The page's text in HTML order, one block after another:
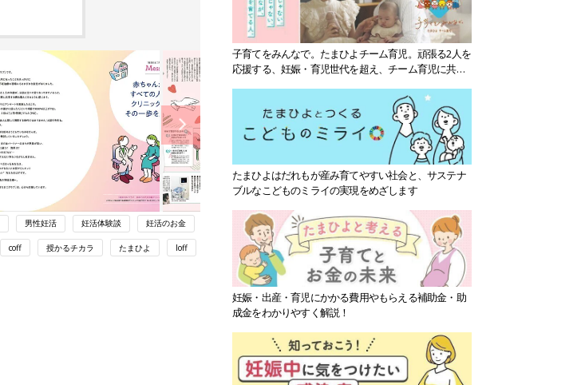
男性妊活 妊活体験談 妊活のお金
coff 授かるチカラ たまひよ loff
子育てをみんなで。たまひよチーム育児。頑張る2人を
応援する、妊娠・育児世代を超え、チーム育児に共感
たまひよはだれもが産み育てやすい社会と、サステナ
ブルなこどものミライの実現をめざします
妊娠・出産・育児にかかる費用やもらえる補助金・助
成金をわかりやすく解説！